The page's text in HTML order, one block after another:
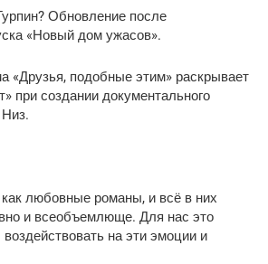
Обновление после
«Новый дом ужасов».
любовные романы, и всё в них
и всеобъемлюще. Для нас это
на эти эмоции и